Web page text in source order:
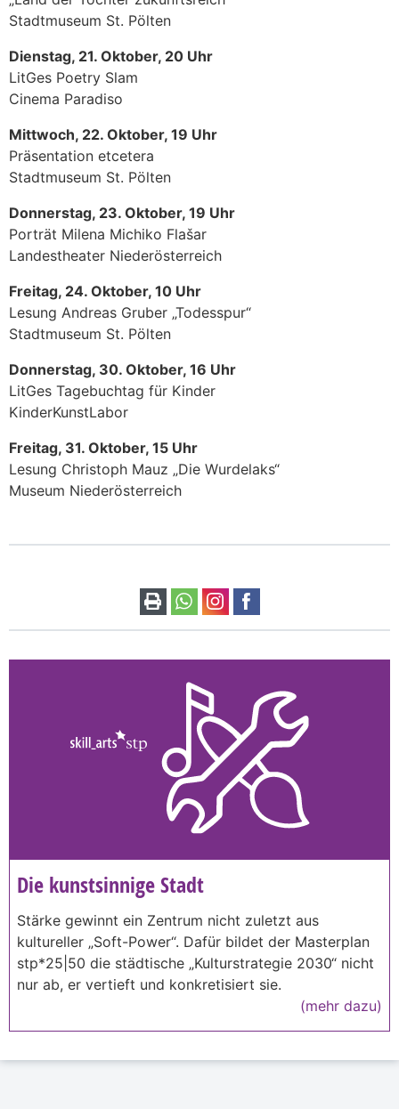
Stadtmuseum St. Pölten
Dienstag, 21. Oktober, 20 Uhr
LitGes Poetry Slam
Cinema Paradiso
Mittwoch, 22. Oktober, 19 Uhr
Präsentation etcetera
Stadtmuseum St. Pölten
Donnerstag, 23. Oktober, 19 Uhr
Porträt Milena Michiko Flašar
Landestheater Niederösterreich
Freitag, 24. Oktober, 10 Uhr
Lesung Andreas Gruber „Todesspur“
Stadtmuseum St. Pölten
Donnerstag, 30. Oktober, 16 Uhr
LitGes Tagebuchtag für Kinder
KinderKunstLabor
Freitag, 31. Oktober, 15 Uhr
Lesung Christoph Mauz „Die Wurdelaks“
Museum Niederösterreich
Die kunstsinnige Stadt
Stärke gewinnt ein Zentrum nicht zuletzt aus
kultureller „Soft-Power“. Dafür bildet der Masterplan
stp*25|50 die städtische „Kulturstrategie 2030“ nicht
nur ab, er vertieft und konkretisiert sie.
(mehr dazu)